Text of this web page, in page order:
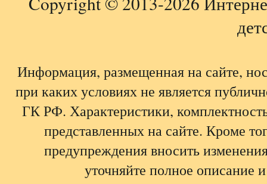
Информация, размещенная на сайте,
при каких условиях не является
ГК РФ. Характеристики,
представленных на сайте. Кроме
предупреждения вносить
уточняйте полное описание